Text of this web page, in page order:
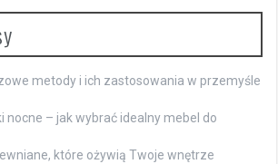
metody i ich zastosowania w przemyśle
– jak wybrać idealny mebel do
które ożywią Twoje wnętrze